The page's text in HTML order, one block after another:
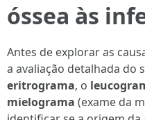
óssea às
Antes de explorar as
a avaliação detalhada do
eritrograma, o
mielograma (exame da